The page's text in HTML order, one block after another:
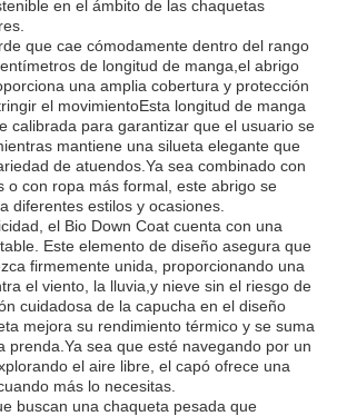
en el ámbito de las chaquetas
que cae cómodamente dentro del rango
de longitud de manga,el abrigo
una amplia cobertura y protección
el movimientoEsta longitud de manga
calibrada para garantizar que el usuario se
mantiene una silueta elegante que
de atuendos.Ya sea combinado con
o con ropa más formal, este abrigo se
diferentes estilos y ocasiones.
el Bio Down Coat cuenta con una
Este elemento de diseño asegura que
firmemente unida, proporcionando una
el viento, la lluvia,y nieve sin el riesgo de
cuidadosa de la capucha en el diseño
mejora su rendimiento térmico y se suma
prenda.Ya sea que esté navegando por un
el aire libre, el capó ofrece una
más lo necesitas.
buscan una chaqueta pesada que